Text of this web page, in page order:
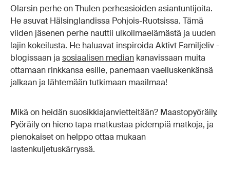
Olarsin perhe on Thulen perheasioiden asiantuntijoita.
He asuvat Hälsinglandissa Pohjois-Ruotsissa. Tämä
viiden jäsenen perhe nauttii ulkoilmaelämästä ja uuden
lajin kokeilusta. He haluavat inspiroida Aktivt Familjeliv -
blogissaan ja sosiaalisen median kanavissaan muita
ottamaan rinkkansa esille, panemaan vaelluskenkänsä
jalkaan ja lähtemään tutkimaan maailmaa!
Mikä on heidän suosikkiajanvietteitään? Maastopyöräily.
Pyöräily on hieno tapa matkustaa pidempiä matkoja, ja
pienokaiset on helppo ottaa mukaan
lastenkuljetuskärryssä.